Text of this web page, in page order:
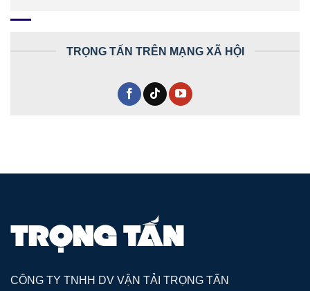
TRỌNG TẤN TRÊN MẠNG XÃ HỘI
CÔNG TY TNHH DV VẬN TẢI TRỌNG TẤN